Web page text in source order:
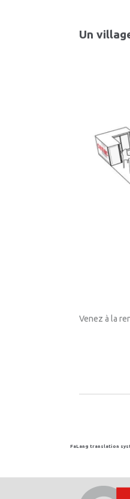
Un
Venez à la
FaLang translation